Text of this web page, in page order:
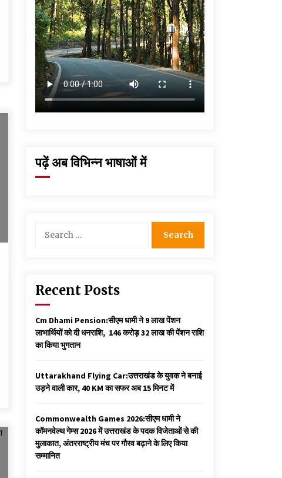
पढ़ें अब विभिन्न भाषाओं में
for:
Recent Posts
Cm Dhami Pension:सीएम धामी ने 9 लाख पेंशन
लाभार्थियों को दी धनराशि, ₹ 146 करोड़ 32 लाख की पेंशन राशि
का किया भुगतान
Uttarakhand Flying Car:उत्तराखंड के युवक ने बनाई
उड़ने वाली कार, 40 KM का सफर अब 15 मिनट में
Commonwealth Games 2026:सीएम धामी ने
कॉमनवेल्थ गेम्स 2026 में उत्तराखंड के पदक विजेताओं से की
मुलाकात, अंतरराष्ट्रीय मंच पर गौरव बढ़ाने के लिए किया
सम्मानित